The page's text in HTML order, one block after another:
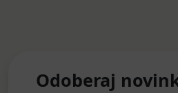
Odoberaj